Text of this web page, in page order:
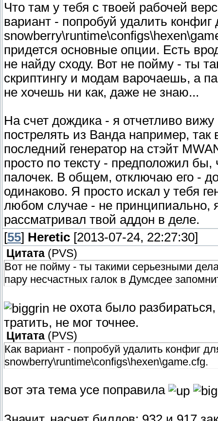
Что там у тебя с твоей рабочей
вариант - попробуй удалить конфиг
придется основные опции. Есть
не найду сходу. Вот не пойму - ты
скриптингу и модам варочаешь, а
не хочешь ни как, даже не знаю...
На счет дождика - я отчетливо
пострелять из Ванда например,
последний генератор на стэйт
просто по тексту - предположил
палочек. В общем, отключаю его -
одинаково. Я просто искал у тебя
любом случае - не принципиально,
рассматривал твой аддон в деле.
[55] Heretic [2013-07-24, 22:27:30]
Цитата ( PVS)
Вот не пойму - ты такими серьезными
пару несчастных галок в Думсдее
не охота было
тратить, не мог точнее.
Цитата (PVS)
Как вариант - попробуй удалить конфиг
snowberry\runtime\configs\hexen\game.cfg.
вот эта тема усе поправила